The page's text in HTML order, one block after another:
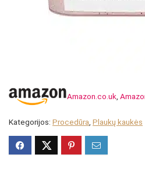
Amazon.co.uk,
Kategorijos: Procedūra, Plaukų kaukės